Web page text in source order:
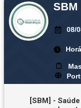
SBM
08/
[SBM] -